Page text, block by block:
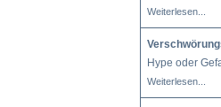
Weiterlesen...
Hype oder
Weiterlesen...